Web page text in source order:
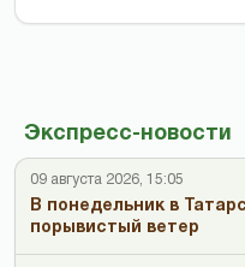
Экспресс-новости
09 августа 2026, 15:05
В понедельник в
порывистый ветер